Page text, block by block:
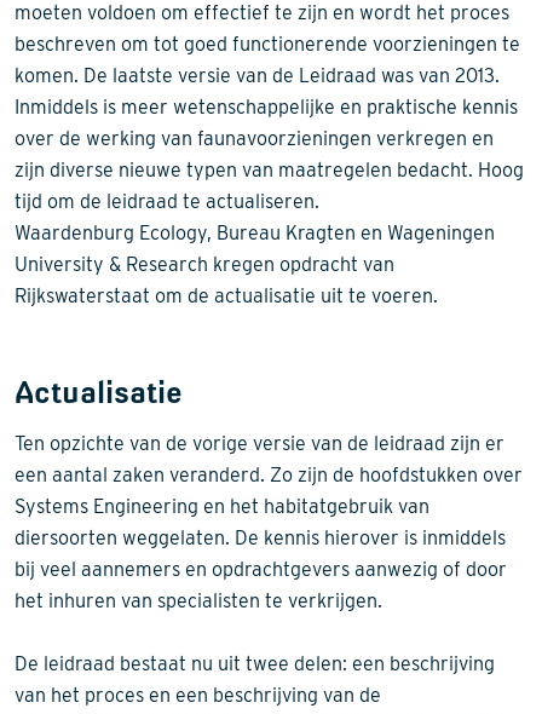
moeten voldoen om effectief te zijn en wordt het proces
beschreven om tot goed functionerende voorzieningen te
komen. De laatste versie van de Leidraad was van 2013.
Inmiddels is meer wetenschappelijke en praktische kennis
over de werking van faunavoorzieningen verkregen en
zijn diverse nieuwe typen van maatregelen bedacht. Hoog
tijd om de leidraad te actualiseren.
Waardenburg Ecology, Bureau Kragten en Wageningen
University & Research kregen opdracht van
Rijkswaterstaat om de actualisatie uit te voeren.
Actualisatie
Ten opzichte van de vorige versie van de leidraad zijn er
een aantal zaken veranderd. Zo zijn de hoofdstukken over
Systems Engineering en het habitatgebruik van
diersoorten weggelaten. De kennis hierover is inmiddels
bij veel aannemers en opdrachtgevers aanwezig of door
het inhuren van specialisten te verkrijgen.
De leidraad bestaat nu uit twee delen: een beschrijving
van het proces en een beschrijving van de